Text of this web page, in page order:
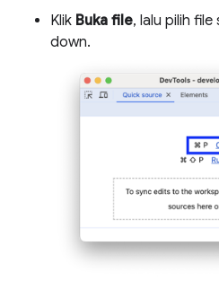
Klik Buka file, lalu pilih
down.